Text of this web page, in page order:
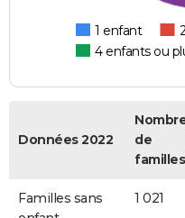
1 enfant
4 enfants ou
Données 2022
de
familles
Familles sans
1 021